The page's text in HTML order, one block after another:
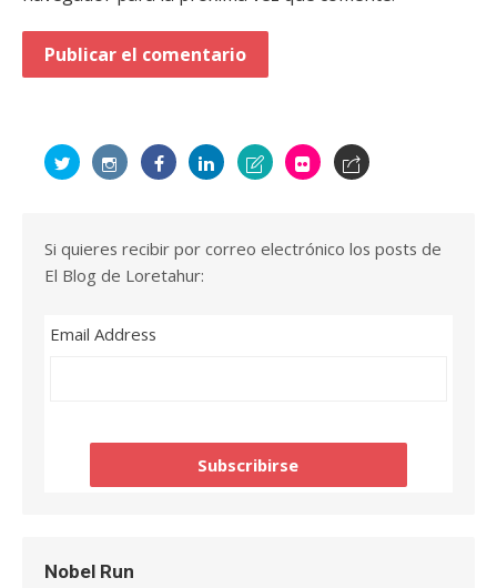
Si quieres recibir por correo electrónico los posts de
El Blog de Loretahur:
Email Address
Nobel Run